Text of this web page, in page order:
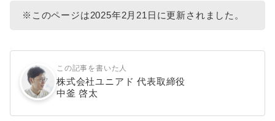
※このページは2025年2月21日に更新されました。
この記事を書いた人
株式会社ユニアド 代表取締役
中釜 啓太